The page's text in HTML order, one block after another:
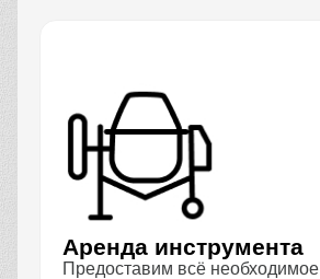
Аренда инструмента
Предоставим всё необходимое